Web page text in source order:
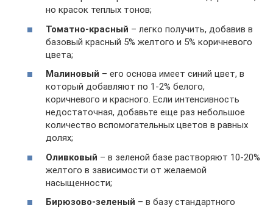
но красок теплых тонов;
Томатно-красный – легко получить, добавив в
базовый красный 5% желтого и 5% коричневого
цвета;
Малиновый – его основа имеет синий цвет, в
который добавляют по 1-2% белого,
коричневого и красного. Если интенсивность
недостаточная, добавьте еще раз небольшое
количество вспомогательных цветов в равных
долях;
Оливковый – в зеленой базе растворяют 10-20%
желтого в зависимости от желаемой
насыщенности;
Бирюзово-зеленый – в базу стандартного